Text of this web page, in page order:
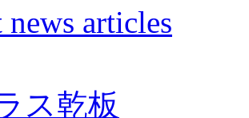
articles
ス乾板